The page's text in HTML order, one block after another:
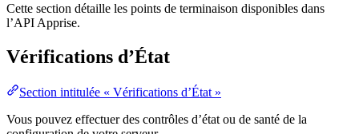
Cette section détaille les points de terminaison disponibles dans
l’API Apprise.
Vérifications d’État
Section intitulée « Vérifications d’État »
Vous pouvez effectuer des contrôles d’état ou de santé de la